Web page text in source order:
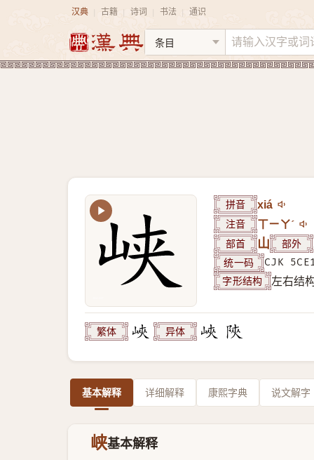
汉典 古籍 诗词 书法 通识
拼音 xiá
注音 ㄒㄧㄚˊ
部首 山 部外
统一码 CJK
字形结构 左右结
繁体 异体
基本解释 详细解释 康熙字典 说文解字
峡基本解释